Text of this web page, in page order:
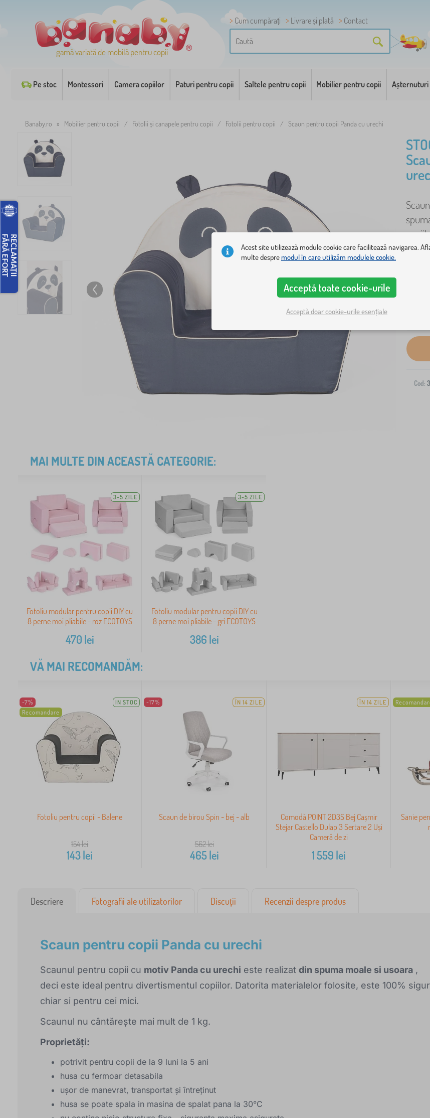
gamă variată de mobilă pentru copii
Cum cumpărați Livrare și plată
Contact
Pe stoc Montessori Camera copiilor Paturi pentru copii Saltele pentru copii Mobilier pentru copii
Banaby.ro » Mobilier pentru copii / Fotolii și canapele pentru copii / Fotolii pentru copii / Scaun pentru copii Panda cu urechi
Cod:
MAI MULTE DIN ACEASTĂ CATEGORIE:
3-5 ZILE
Fotoliu modular pentru copii DIY cu
8 perne moi pliabile - roz ECOTOYS
470 lei
3-5 ZILE
Fotoliu modular pentru copii DIY cu
8 perne moi pliabile - gri ECOTOYS
386 lei
VĂ MAI RECOMANDĂM:
-7%
Recomandare
IN STOC
Fotoliu pentru copii - Balene
154lei
143lei
-17% ÎN 14 ZILE
Scaun de birou Spin - bej - alb
562lei
465lei
ÎN 14 ZILE
Comodă POINT 2D3S Bej Cașmir
Stejar Castello Dulap 3 Sertare 2 Uși
Cameră de zi
1 559 lei
Sanie
Descriere Fotografii ale utilizatorilor Discuții Recenzii despre produs
Scaun pentru copii Panda cu urechi
Scaunul pentru copii cu motiv Panda cu urechi este realizat din spuma moale si usoara ,
deci este ideal pentru divertismentul copiilor. Datorita materialelor folosite, este 100% sigur
chiar si pentru cei mici.
Scaunul nu cântărește mai mult de 1 kg.
Proprietăți:
potrivit pentru copii de la 9 luni la 5 ani
husa cu fermoar detasabila
ușor de manevrat, transportat și întreținut
husa se poate spala in masina de spalat pana la 30°C
Acest site utilizează module cookie care facilitează navigarea.
multe despremodul în care utilizăm modulele cookie.
Acceptă toate cookie-urile
Acceptă doar cookie-urile esențiale